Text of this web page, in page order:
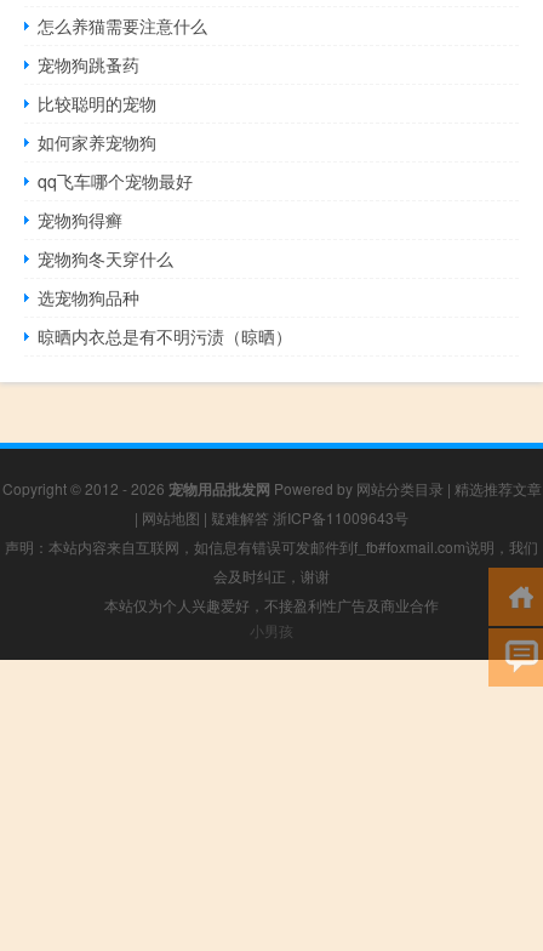
怎么养猫需要注意什么
宠物狗跳蚤药
比较聪明的宠物
如何家养宠物狗
qq飞车哪个宠物最好
宠物狗得癣
宠物狗冬天穿什么
选宠物狗品种
晾晒内衣总是有不明污渍（晾晒）
Copyright © 2012 - 2026 宠物用品批发网 Powered by 网站分类目录 | 精选推荐文章
| 网站地图 | 疑难解答 浙ICP备11009643号
声明：本站内容来自互联网，如信息有错误可发邮件到f_fb#foxmail.com说明，我们
会及时纠正，谢谢
本站仅为个人兴趣爱好，不接盈利性广告及商业合作
小男孩